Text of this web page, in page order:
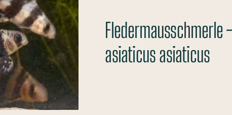
Fledermausschmerle
asiaticus asiaticus